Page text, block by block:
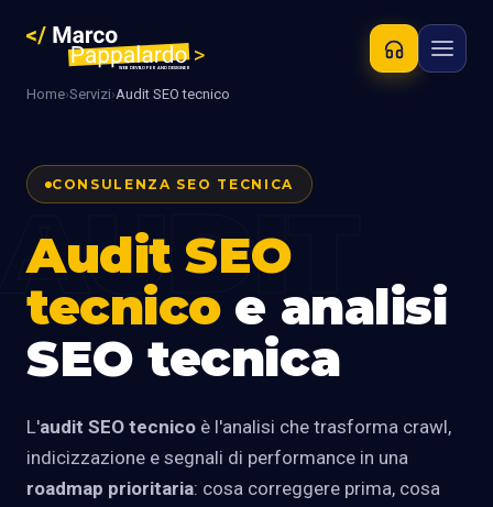
Home›Servizi›Audit SEO tecnico
AUDIT
CONSULENZA SEO TECNICA
Audit SEO
tecnicoe analisi
SEO tecnica
L'audit SEO tecnico è l'analisi che trasforma crawl,
indicizzazione e segnali di performance in una
roadmap prioritaria: cosa correggere prima, cosa